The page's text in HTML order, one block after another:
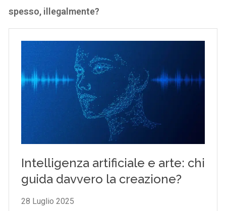
spesso, illegalmente?